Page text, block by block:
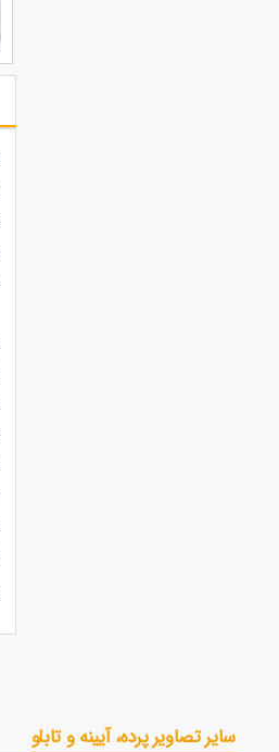
سایر تصاویر پرده، آیینه و تابلو